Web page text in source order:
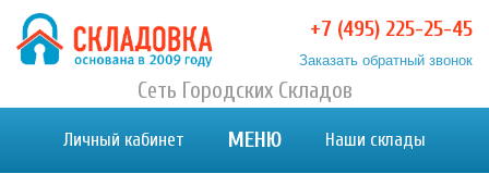
Хранение вещей в Москве и МО. Склад временного
Хранение вещей в Москве и МО. Склад временного хранения. Складовка
+7 (495) 225-25-45
Заказать обратный звонок
Сеть Городских Складов
Личный кабинет МЕНЮ Наши склады